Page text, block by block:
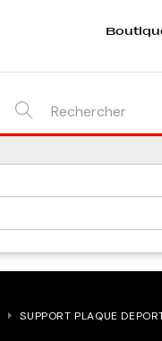
SUPPORT PLAQUE